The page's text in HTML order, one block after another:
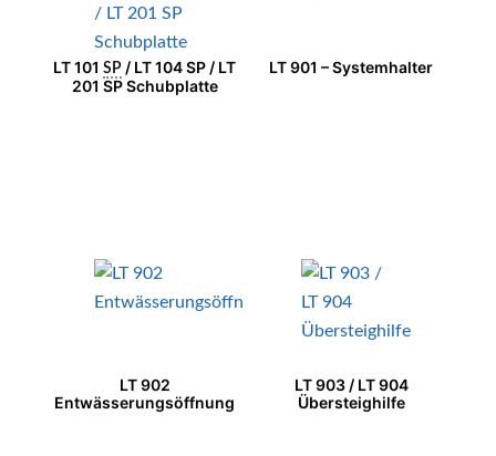
LT 101SP / LT 104 SP / LT
201 SP Schubplatte
LT 901 – Systemhalter
LT 902
Entwässerungsöffnung
LT 903 / LT 904
Übersteighilfe